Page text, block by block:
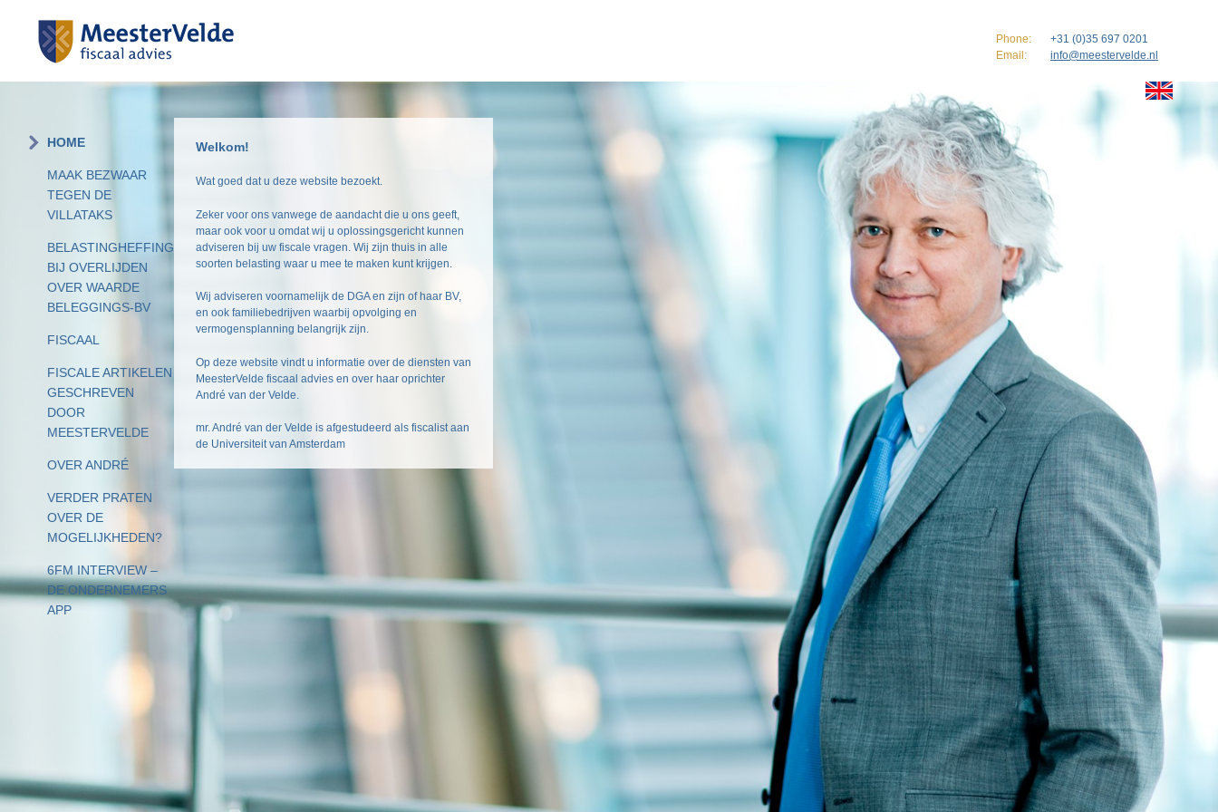
Phone:
+31 (0)35 697 0201
Email:
info@meestervelde.nl
Skip
content
HOME
MAAK BEZWAAR
TEGEN DE
VILLATAKS
BELASTINGHEFFING
BIJ OVERLIJDEN
OVER WAARDE
BELEGGINGS-BV
FISCAAL
FISCALE ARTIKELEN
GESCHREVEN
DOOR
MEESTERVELDE
OVER ANDRÉ
VERDER PRATEN
OVER DE
MOGELIJKHEDEN?
6FM INTERVIEW –
DE ONDERNEMERS
APP
Welkom!
Wat goed dat u deze website bezoekt.
Zeker voor ons vanwege de aandacht die u ons geeft,
maar ook voor u omdat wij u oplossingsgericht kunnen
adviseren bij uw fiscale vragen. Wij zijn thuis in alle
soorten belasting waar u mee te maken kunt krijgen.
Wij adviseren voornamelijk de DGA en zijn of haar BV,
en ook familiebedrijven waarbij opvolging en
vermogensplanning belangrijk zijn.
Op deze website vindt u informatie over de diensten van
MeesterVelde fiscaal advies en over haar oprichter
André van der Velde.
mr. André van der Velde is afgestudeerd als fiscalist aan
de Universiteit van Amsterdam